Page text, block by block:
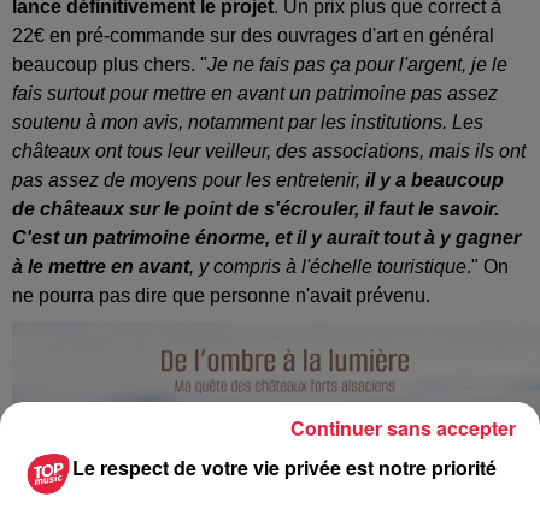
lance définitivement le projet. Un prix plus que correct à
22€ en pré-commande sur des ouvrages d'art en général
beaucoup plus chers. "Je ne fais pas ça pour l'argent, je le
fais surtout pour mettre en avant un patrimoine pas assez
soutenu à mon avis, notamment par les institutions. Les
châteaux ont tous leur veilleur, des associations, mais ils ont
pas assez de moyens pour les entretenir, il y a beaucoup
de châteaux sur le point de s'écrouler, il faut le savoir.
C'est un patrimoine énorme, et il y aurait tout à y gagner
à le mettre en avant, y compris à l'échelle touristique." On
ne pourra pas dire que personne n'avait prévenu.
Le respect de votre vie privée est notre priorité
Continuer sans accepter